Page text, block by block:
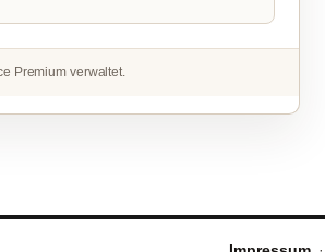
Premium verwaltet.